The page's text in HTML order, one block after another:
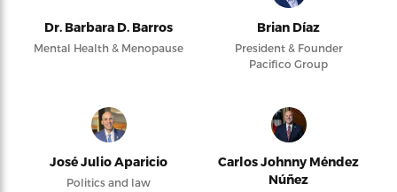
Dr. Barbara D. Barros
Mental Health & Menopause
Brian Díaz
President & Founder
Pacifico Group
José Julio Aparicio
Politics and law
Carlos Johnny Méndez
Núñez